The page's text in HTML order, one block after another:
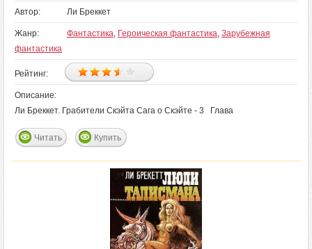
Автор: Ли Бреккет
Жанр: Фантастика, Героическая фантастика, Зарубежная
фантастика
Рейтинг:
Описание:
Ли Бреккет. Грабители Скэйта Сага о Скэйте - 3 Глава
Читать Купить